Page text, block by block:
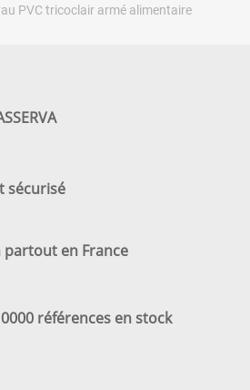
PVC tricoclair armé alimentaire
sécurisé
partout en France
références en stock